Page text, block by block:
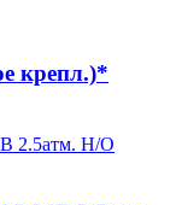
крепл.)*